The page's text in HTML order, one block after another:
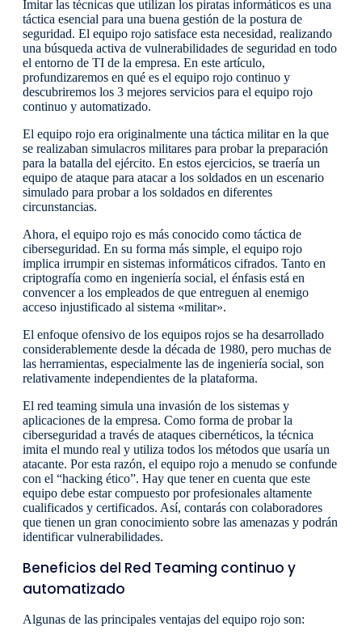
Imitar las técnicas que utilizan los piratas informáticos es una
táctica esencial para una buena gestión de la postura de
seguridad. El equipo rojo satisface esta necesidad, realizando
una búsqueda activa de vulnerabilidades de seguridad en todo
el entorno de TI de la empresa. En este artículo,
profundizaremos en qué es el equipo rojo continuo y
descubriremos los 3 mejores servicios para el equipo rojo
continuo y automatizado.
El equipo rojo era originalmente una táctica militar en la que
se realizaban simulacros militares para probar la preparación
para la batalla del ejército. En estos ejercicios, se traería un
equipo de ataque para atacar a los soldados en un escenario
simulado para probar a los soldados en diferentes
circunstancias.
Ahora, el equipo rojo es más conocido como táctica de
ciberseguridad. En su forma más simple, el equipo rojo
implica irrumpir en sistemas informáticos cifrados. Tanto en
criptografía como en ingeniería social, el énfasis está en
convencer a los empleados de que entreguen al enemigo
acceso injustificado al sistema «militar».
El enfoque ofensivo de los equipos rojos se ha desarrollado
considerablemente desde la década de 1980, pero muchas de
las herramientas, especialmente las de ingeniería social, son
relativamente independientes de la plataforma.
El red teaming simula una invasión de los sistemas y
aplicaciones de la empresa. Como forma de probar la
ciberseguridad a través de ataques cibernéticos, la técnica
imita el mundo real y utiliza todos los métodos que usaría un
atacante. Por esta razón, el equipo rojo a menudo se confunde
con el “hacking ético”. Hay que tener en cuenta que este
equipo debe estar compuesto por profesionales altamente
cualificados y certificados. Así, contarás con colaboradores
que tienen un gran conocimiento sobre las amenazas y podrán
identificar vulnerabilidades.
Beneficios del Red Teaming continuo y
automatizado
Algunas de las principales ventajas del equipo rojo son: